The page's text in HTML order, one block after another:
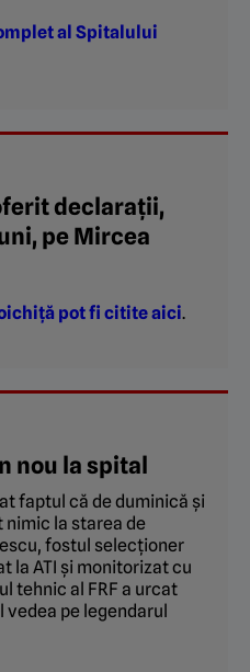
al Spitalului
declarații,
pe Mircea
pot fi citite aici.
nou la spital
faptul că de duminică și
nimic la starea de
fostul selecționer
la ATI și monitorizat cu
tehnic al FRF a urcat
vedea pe legendarul